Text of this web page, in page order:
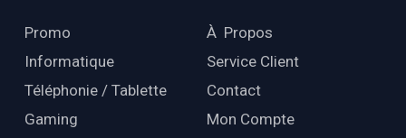
Promo
Informatique
Téléphonie / Tablette
Gaming
À Propos
Service Client
Contact
Mon Compte